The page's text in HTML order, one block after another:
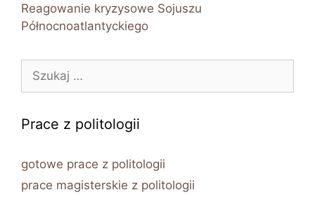
Reagowanie kryzysowe Sojuszu
Północnoatlantyckiego
Prace z politologii
gotowe prace z politologii
prace magisterskie z politologii